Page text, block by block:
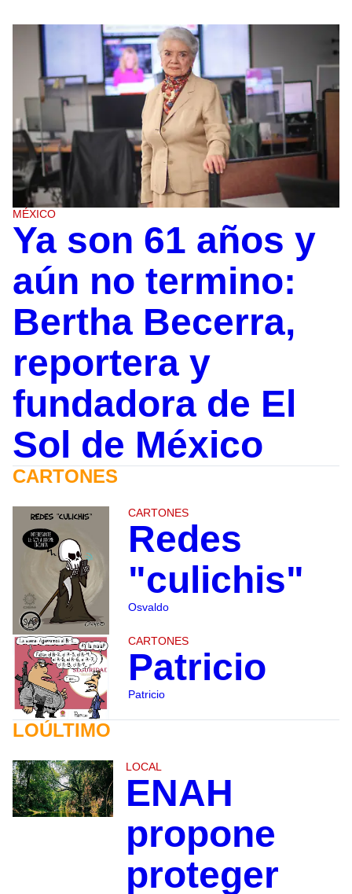
MÉXICO
Ya son 61 años y
aún no termino:
Bertha Becerra,
reportera y
fundadora de El
Sol de México
CARTONES
CARTONES
Redes
"culichis"
Osvaldo
CARTONES
Patricio
Patricio
LOÚLTIMO
LOCAL
ENAH
propone
proteger